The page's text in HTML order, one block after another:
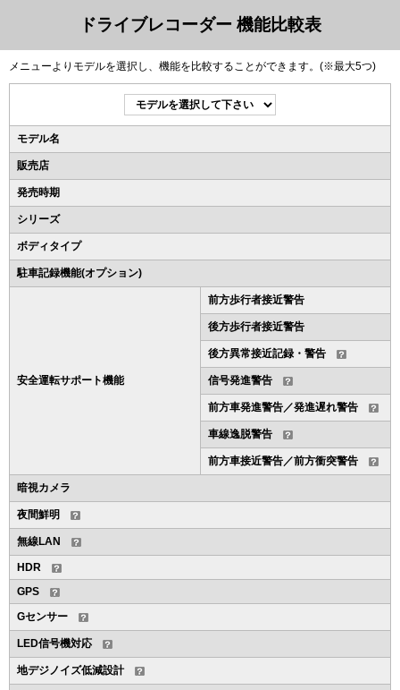
ドライブレコーダー 機能比較表
メニューよりモデルを選択し、機能を比較することができます。(※最大5つ)
モデル名
販売店
発売時期
シリーズ
ボディタイプ
駐車記録機能(オプション)
安全運転サポート機能
前方歩行者接近警告
後方歩行者接近警告
後方異常接近記録・警告
信号発進警告
前方車発進警告／発進遅れ警告
車線逸脱警告
前方車接近警告／前方衝突警告
暗視カメラ
夜間鮮明
無線LAN
HDR
GPS
Gセンサー
LED信号機対応
地デジノイズ低減設計